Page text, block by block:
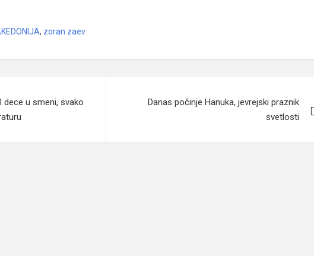
, zoran zaev
dece u smeni, svako
Danas počinje Hanuka, jevrejski praznik
svetlosti